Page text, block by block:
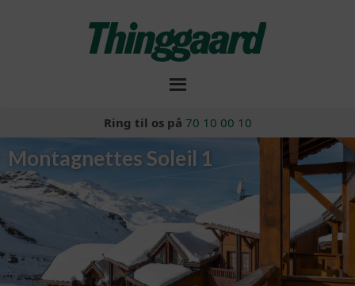
Ring til os på 70 10 00 10
Montagnettes Soleil 1